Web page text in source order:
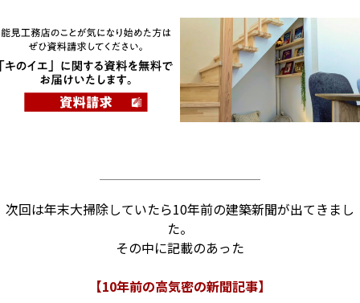
次回は年末大掃除していたら10年前の建築新聞が出てきまし
た。
その中に記載のあった
【10年前の高気密の新聞記事】